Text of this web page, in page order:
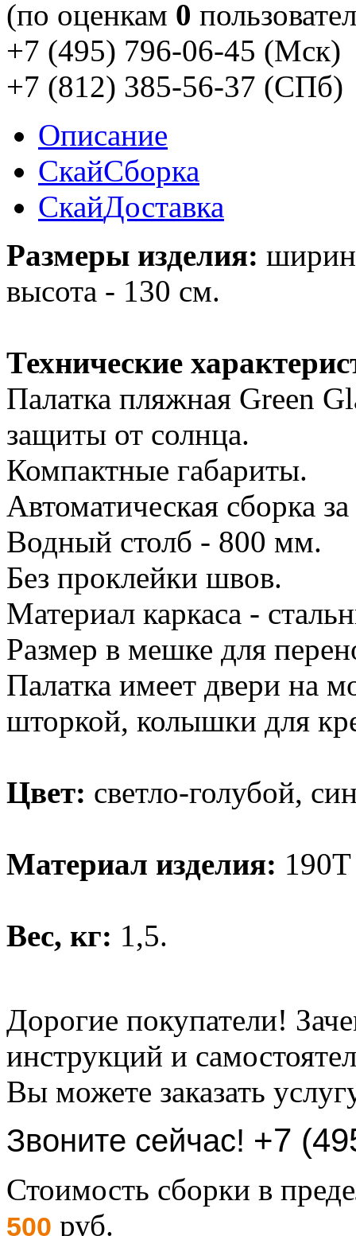
(по оценкам 0
+7 (495) 796-06-45 (Мск)
+7 (812) 385-56-37 (СПб)
Описание
СкайСборка
СкайДоставка
Размеры изделия:
высота - 130 см.
Технические
Палатка пляжная Green
защиты от солнца.
Компактные габариты.
Автоматическая сборка
Водный столб - 800 мм.
Без проклейки швов.
Материал каркаса -
Размер в мешке для
Палатка имеет двери на
шторкой, колышки для
Цвет: светло-голубой,
Материал изделия:
Вес, кг: 1,5.
Дорогие покупатели!
инструкций и
Вы можете заказать
Звоните сейчас! +7
Стоимость сборки в
500 руб.